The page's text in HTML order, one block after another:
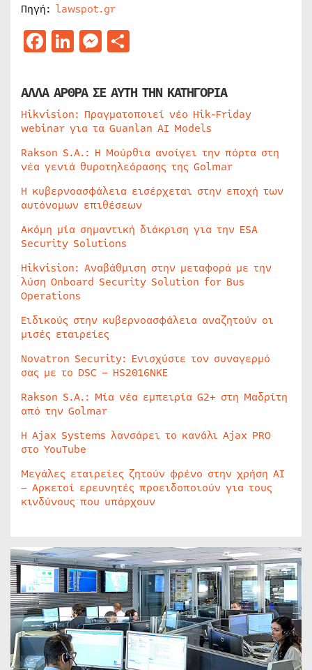
Πηγή: lawspot.gr
Facebook
LinkedIn
Messenger
ΑΛΛΑ ΑΡΘΡΑ ΣΕ ΑΥΤΗ ΤΗΝ ΚΑΤΗΓΟΡΙΑ
Hikvision: Πραγματοποιεί νέο Hik-Friday
webinar για τα Guanlan AI Models
Rakson S.A.: Η Μούρθια ανοίγει την πόρτα στη
νέα γενιά θυροτηλεόρασης της Golmar
Η κυβερνοασφάλεια εισέρχεται στην εποχή των
αυτόνομων επιθέσεων
Ακόμη μία σημαντική διάκριση για την ESA
Security Solutions
Hikvision: Αναβάθμιση στην μεταφορά με την
λύση Onboard Security Solution for Bus
Operations
Ειδικούς στην κυβερνοασφάλεια αναζητούν οι
μισές εταιρείες
Novatron Security: Ενισχύστε τον συναγερμό
σας με το DSC – HS2016NKE
Rakson S.A.: Μία νέα εμπειρία G2+ στη Μαδρίτη
από την Golmar
Η Ajax Systems λανσάρει το κανάλι Ajax PRO
στο YouTube
Μεγάλες εταιρείες ζητούν φρένο στην χρήση AI
– Αρκετοί ερευνητές προειδοποιούν για τους
κινδύνους που υπάρχουν